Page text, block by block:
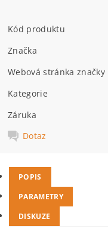
Kód produktu
Značka
Webová stránka značky
Kategorie
Záruka
Dotaz
POPIS
PARAMETRY
DISKUZE